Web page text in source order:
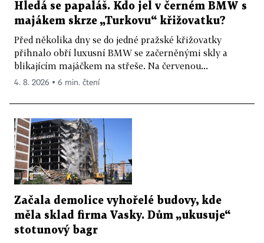
Hledá se papaláš. Kdo jel v černém BMW s
majákem skrze „Turkovu“ křižovatku?
Před několika dny se do jedné pražské křižovatky
přihnalo obří luxusní BMW se začerněnými skly a
blikajícím majáčkem na střeše. Na červenou...
4. 8. 2026 ▪ 6 min. čtení
Začala demolice vyhořelé budovy, kde
měla sklad firma Vasky. Dům „ukusuje“
stotunový bagr